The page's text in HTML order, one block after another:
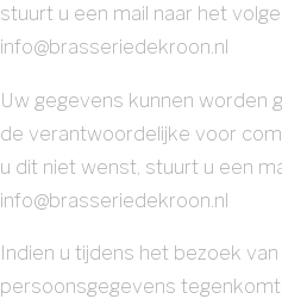
stuurt u een mail naar het
info@brasseriedekroon.nl
Uw gegevens kunnen worden
de verantwoordelijke voor
u dit niet wenst, stuurt u een
info@brasseriedekroon.nl
Indien u tijdens het bezoek
persoonsgegevens